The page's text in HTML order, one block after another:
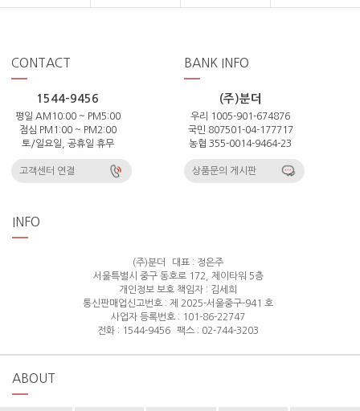
CONTACT
1544-9456
평일 AM10:00 ~ PM5:00
점심 PM1:00 ~ PM2:00
토/일요일, 공휴일 휴무
고객센터 연결
BANK INFO
(주)분더
우리 1005-901-674876
국민 807501-04-177717
농협 355-0014-9464-23
상품문의 게시판
INFO
(주)분더
대표 : 정은주
서울특별시 중구 동호로 172, 제이타워 5층
개인정보 보호 책임자 : 김세희
통신판매업신고번호 : 제 2025-서울중구-941 호
사업자 등록번호 : 101-86-22747
전화 : 1544-9456
팩스 : 02-744-3203
ABOUT